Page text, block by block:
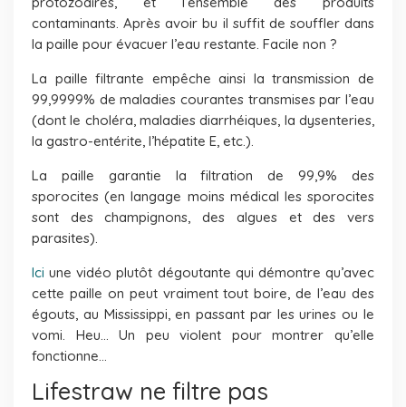
contaminants. Après avoir bu il suffit de souffler dans
la paille pour évacuer l’eau restante. Facile non ?
La paille filtrante empêche ainsi la transmission de
99,9999% de maladies courantes transmises par l’eau
(dont le choléra, maladies diarrhéiques, la dysenteries,
la gastro-entérite, l’hépatite E, etc.).
La paille garantie la filtration de 99,9% des
sporocites (en langage moins médical les sporocites
sont des champignons, des algues et des vers
parasites).
Ici une vidéo plutôt dégoutante qui démontre qu’avec
cette paille on peut vraiment tout boire, de l’eau des
égouts, au Mississippi, en passant par les urines ou le
vomi. Heu… Un peu violent pour montrer qu’elle
fonctionne…
Lifestraw ne filtre pas